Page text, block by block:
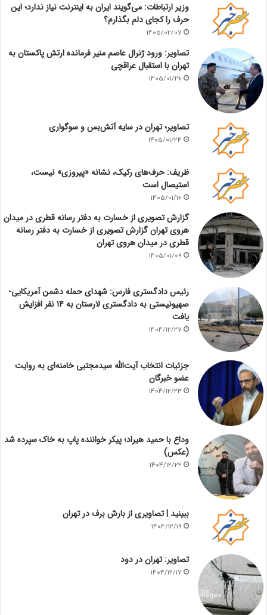
وزیر ارتباطات: می‌گویند ایران به اینترنت نیاز ندارد؛ این
حرف را کجای دلم بگذارم؟
1405/02/07
تصاویر: ورود ژنرال عاصم منیر فرمانده ارتش پاکستان به
تهران با استقبال عراقچی
1405/01/26
تصاویر؛ تهران در سایه آتش‌بس و سوگواری
1405/01/24
ظریف: حرف‌های رکیک، نشانه «پیروزی» نیست،
استیصال است
1405/01/16
گزارش تصویری از خسارت به دفتر رسانه قطری در میدان
هروی تهران گزارش تصویری از خسارت به دفتر رسانه
قطری در میدان هروی تهران
1405/01/09
رئیس دادگستری فارس: شهدای حمله دشمن آمریکایی-
صهیونیستی به دادگستری لارستان به ۱۴ نفر افزایش
یافت
1404/12/27
جزئیات انتخاب آیت‌الله سیدمجتبی خامنه‌ای به روایت
عضو خبرگان
1404/12/23
وداع با حمید هیراد؛ پیکر خواننده پاپ به خاک سپرده شد
(عکس)
1404/12/22
ببینید | تصاویری از بارش برف در تهران
1404/12/19
تصاویر: تهران در دود
1404/12/17